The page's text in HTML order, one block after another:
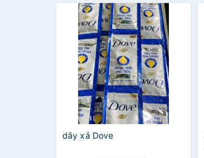
dây xả Dove